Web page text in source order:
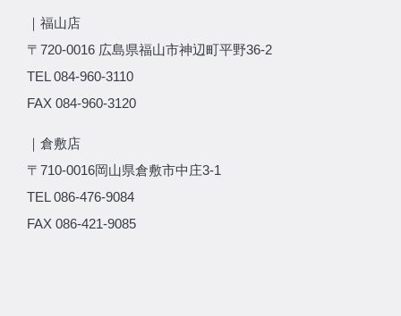
｜福山店
〒720-0016 広島県福山市神辺町平野36-2
TEL 084-960-3110
FAX 084-960-3120
｜倉敷店
〒710-0016岡山県倉敷市中庄3-1
TEL 086-476-9084
FAX 086-421-9085